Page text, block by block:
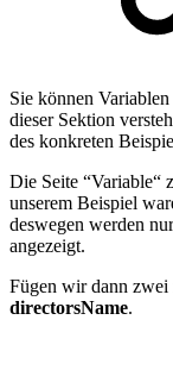
Sie können
dieser Sektion
des konkreten
Die Seite “Variable“
unserem Beispiel
deswegen werden
angezeigt.
Fügen wir dann zwei
directorsName.